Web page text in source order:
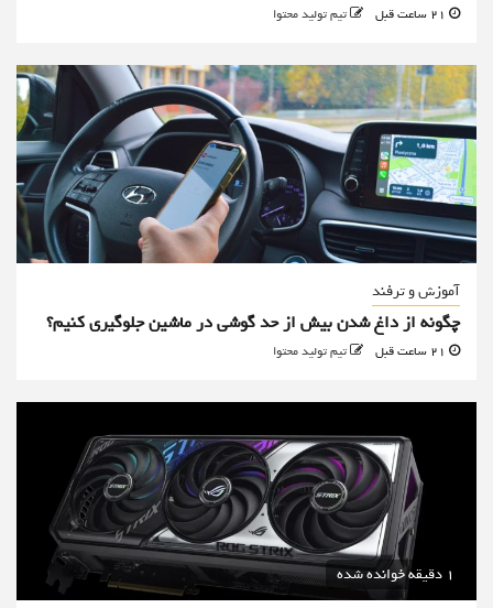
تیم تولید محتوا
آموزش و ترفند
چگونه از داغ شدن بیش از حد گوشی در ماشین جلوگیری کنیم؟
تیم تولید محتوا
1 دقیقه خوانده شده